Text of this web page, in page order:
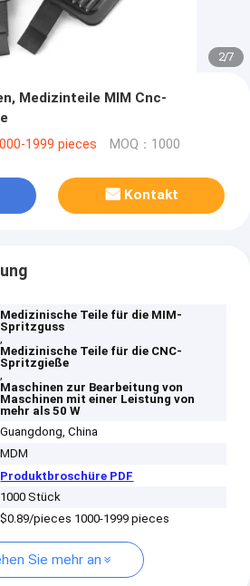
2/7
Medizinteile MIM Cnc-
1999 pieces MOQ：1000
Kontakt
Medizinische Teile für die MIM-
Spritzguss
,
Medizinische Teile für die CNC-
Spritzgieße
,
Maschinen zur Bearbeitung von
Maschinen mit einer Leistung von
mehr als 50 W
Guangdong, China
MDM
Produktbroschüre PDF
1000 Stück
$0.89/pieces 1000-1999 pieces
Sie mehr an